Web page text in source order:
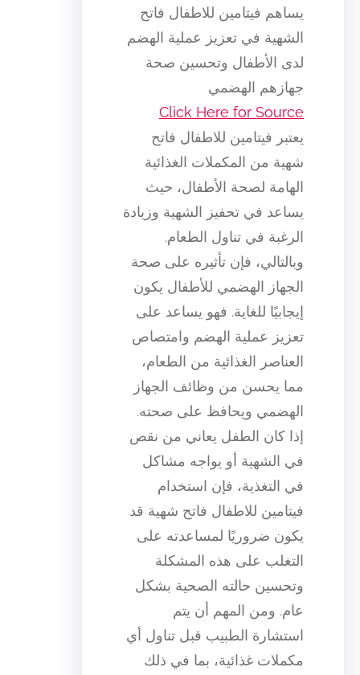
يساهم فيتامين للاطفال فاتح
الشهية في تعزيز عملية الهضم
لدى الأطفال وتحسين صحة
جهازهم الهضمي
Click Here for Source
يعتبر فيتامين للاطفال فاتح
شهية من المكملات الغذائية
الهامة لصحة الأطفال، حيث
يساعد في تحفيز الشهية وزيادة
الرغبة في تناول الطعام.
وبالتالي، فإن تأثيره على صحة
الجهاز الهضمي للأطفال يكون
إيجابيًا للغاية. فهو يساعد على
تعزيز عملية الهضم وامتصاص
العناصر الغذائية من الطعام،
مما يحسن من وظائف الجهاز
الهضمي ويحافظ على صحته.
إذا كان الطفل يعاني من نقص
في الشهية أو يواجه مشاكل
في التغذية، فإن استخدام
فيتامين للاطفال فاتح شهية قد
يكون ضروريًا لمساعدته على
التغلب على هذه المشكلة
وتحسين حالته الصحية بشكل
عام. ومن المهم أن يتم
استشارة الطبيب قبل تناول أي
مكملات غذائية، بما في ذلك